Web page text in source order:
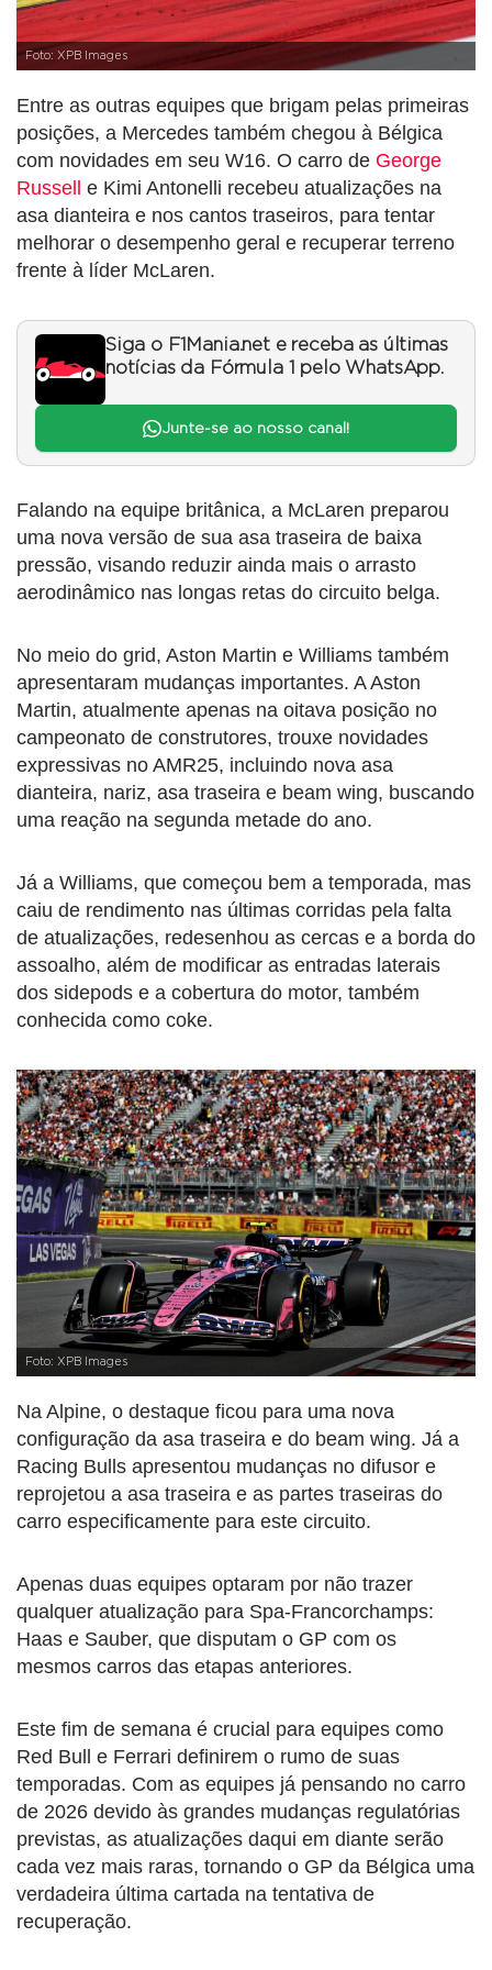
Foto: XPB Images
Entre as outras equipes que brigam pelas primeiras
posições, a Mercedes também chegou à Bélgica
com novidades em seu W16. O carro de George
Russell
e Kimi Antonelli recebeu atualizações na
asa dianteira e nos cantos traseiros, para tentar
melhorar o desempenho geral e recuperar terreno
frente à líder McLaren.
Siga o F1Mania.net e receba as últimas
notícias da Fórmula 1 pelo WhatsApp.
Junte-se ao nosso canal!
Falando na equipe britânica, a McLaren preparou
uma nova versão de sua asa traseira de baixa
pressão, visando reduzir ainda mais o arrasto
aerodinâmico nas longas retas do circuito belga.
No meio do grid, Aston Martin e Williams também
apresentaram mudanças importantes. A Aston
Martin, atualmente apenas na oitava posição no
campeonato de construtores, trouxe novidades
expressivas no AMR25, incluindo nova asa
dianteira, nariz, asa traseira e beam wing, buscando
uma reação na segunda metade do ano.
Já a Williams, que começou bem a temporada, mas
caiu de rendimento nas últimas corridas pela falta
de atualizações, redesenhou as cercas e a borda do
assoalho, além de modificar as entradas laterais
dos sidepods e a cobertura do motor, também
conhecida como coke.
Foto: XPB Images
Na Alpine, o destaque ficou para uma nova
configuração da asa traseira e do beam wing. Já a
Racing Bulls apresentou mudanças no difusor e
reprojetou a asa traseira e as partes traseiras do
carro especificamente para este circuito.
Apenas duas equipes optaram por não trazer
qualquer atualização para Spa-Francorchamps:
Haas e Sauber, que disputam o GP com os
mesmos carros das etapas anteriores.
Este fim de semana é crucial para equipes como
Red Bull e Ferrari definirem o rumo de suas
temporadas. Com as equipes já pensando no carro
de 2026 devido às grandes mudanças regulatórias
previstas, as atualizações daqui em diante serão
cada vez mais raras, tornando o GP da Bélgica uma
verdadeira última cartada na tentativa de
recuperação.